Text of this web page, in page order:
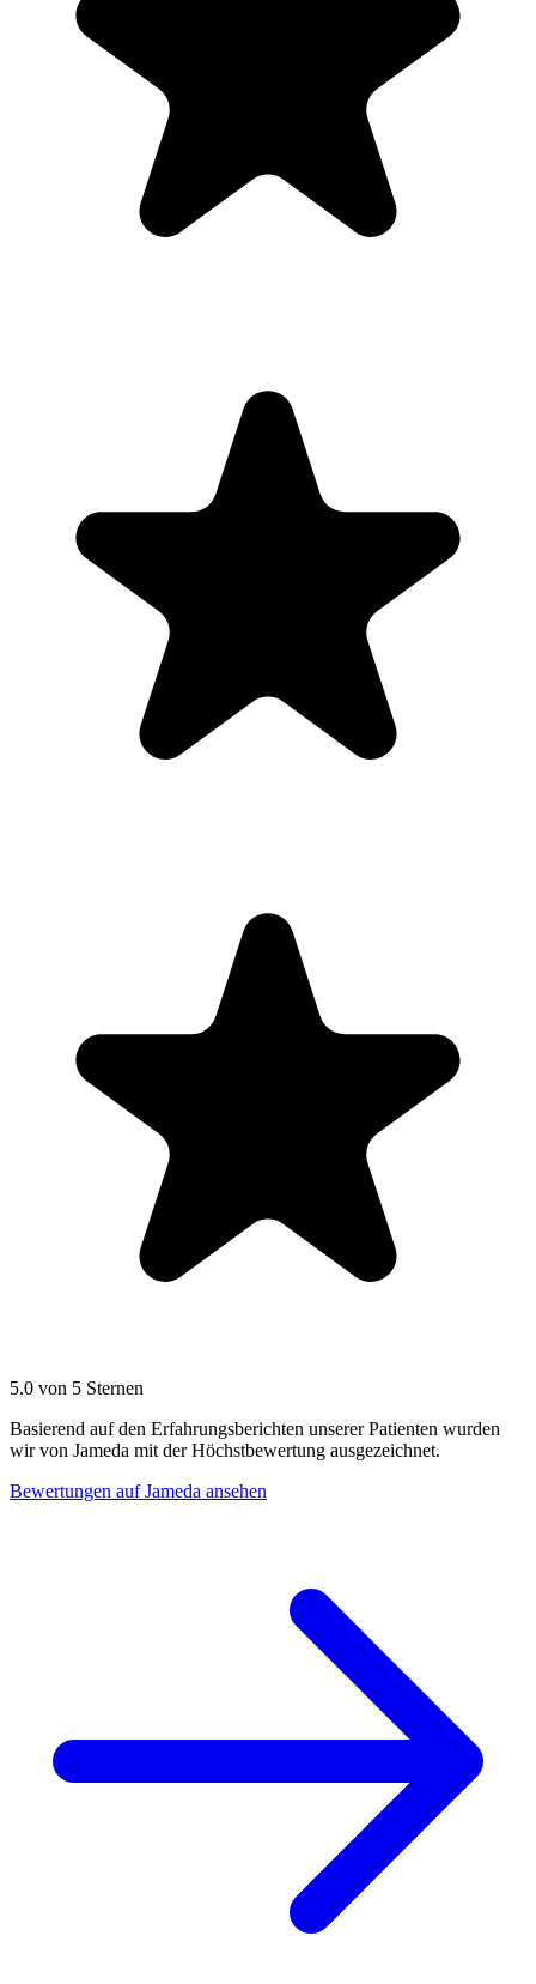
5.0 von 5 Sternen
Basierend auf den Erfahrungsberichten unserer Patienten wurden
wir von Jameda mit der Höchstbewertung ausgezeichnet.
Bewertungen auf Jameda ansehen